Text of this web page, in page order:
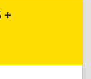
"АиБ +